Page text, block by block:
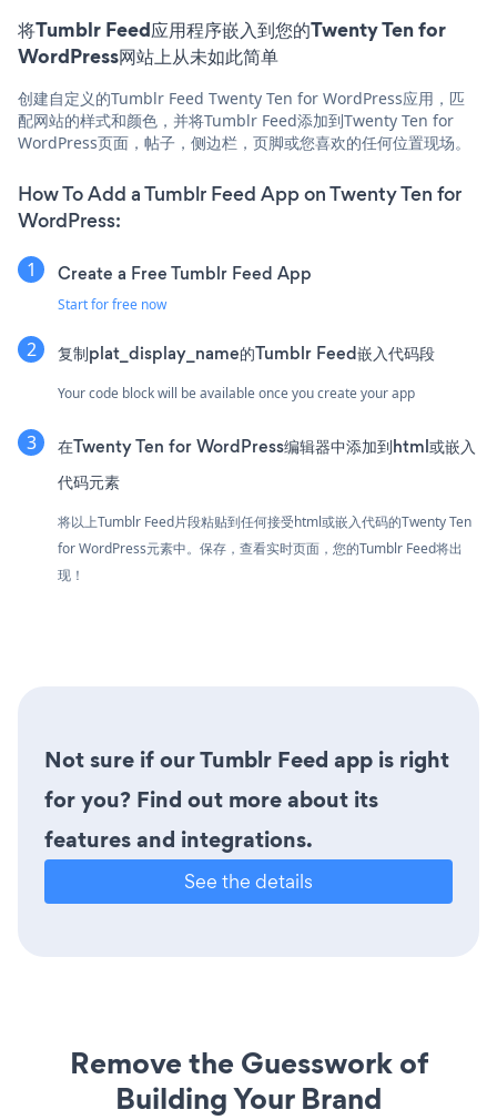
将Tumblr Feed应用程序嵌入到您的Twenty Ten for
WordPress网站上从未如此简单
创建自定义的Tumblr Feed Twenty Ten for WordPress应用，匹
配网站的样式和颜色，并将Tumblr Feed添加到Twenty Ten for
WordPress页面，帖子，侧边栏，页脚或您喜欢的任何位置现场。
How To Add a Tumblr Feed App on Twenty Ten for
WordPress:
Create a Free Tumblr Feed App
Start for free now
复制plat_display_name的Tumblr Feed嵌入代码段
Your code block will be available once you create your app
在Twenty Ten for WordPress编辑器中添加到html或嵌入
代码元素
将以上Tumblr Feed片段粘贴到任何接受html或嵌入代码的Twenty Ten
for WordPress元素中。保存，查看实时页面，您的Tumblr Feed将出
现！
Not sure if our Tumblr Feed app is right
for you? Find out more about its
features and integrations.
See the details
Remove the Guesswork of
Building Your Brand